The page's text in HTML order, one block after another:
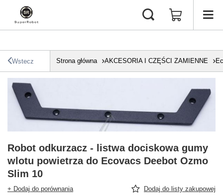
Wstecz Strona główna AKCESORIA I CZĘŚCI ZAMIENNE
Robot odkurzacz - listwa dociskowa gumy
wlotu powietrza do Ecovacs Deebot Ozmo
Slim 10
+ Dodaj do porównania Dodaj do listy zakupowej